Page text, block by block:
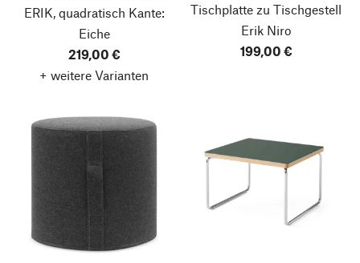
ERIK, quadratisch Kante:
Eiche
219,00 €
+ weitere Varianten
Tischplatte zu Tischgestell
Erik Niro
199,00 €